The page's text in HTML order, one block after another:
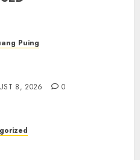
Puing
8, 2026 0